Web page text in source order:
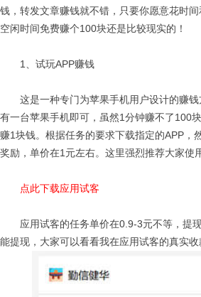
钱，转发文章赚钱就不错，只要你愿意花时
空闲时间免费赚个100块还是比较现实的！
1、试玩APP赚钱
这是一种专门为苹果手机用户设计的赚钱
有一台苹果手机即可，虽然1分钟赚不了100
赚1块钱。根据任务的要求下载指定的APP，
奖励，单价在1元左右。这里强烈推荐大家使
点此下载应用试客
应用试客的任务单价在0.9-3元不等，提
能提现，大家可以看看我在应用试客的真实收